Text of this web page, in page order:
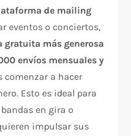
de mailing
eventos o conciertos,
gratuita más generosa
envíos mensuales y
comenzar a hacer
Esto es ideal para
en gira o
impulsar sus